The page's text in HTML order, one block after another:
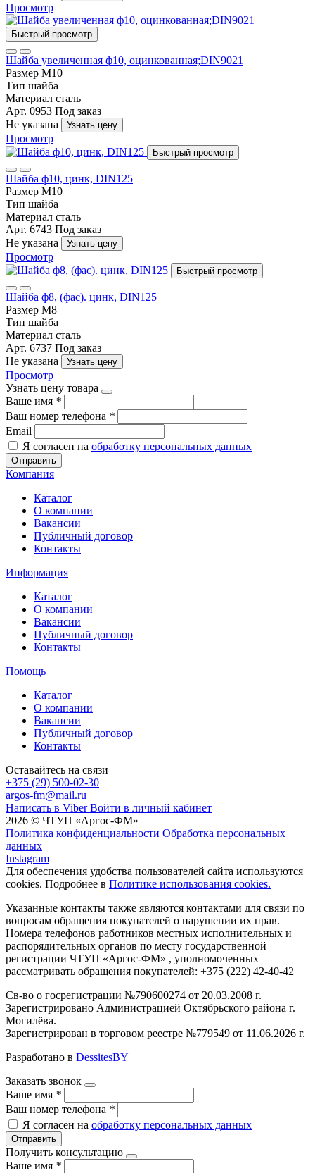
Просмотр
Быстрый просмотр
Шайба увеличенная ф10, оцинкованная;DIN9021
Размер М10
Тип шайба
Материал сталь
Арт. 0953 Под заказ
Не указана
Узнать цену
Просмотр
Быстрый просмотр
Шайба ф10, цинк, DIN125
Размер М10
Тип шайба
Материал сталь
Арт. 6743 Под заказ
Не указана
Узнать цену
Просмотр
Быстрый просмотр
Шайба ф8, (фас). цинк, DIN125
Размер М8
Тип шайба
Материал сталь
Арт. 6737 Под заказ
Не указана
Узнать цену
Просмотр
Узнать цену товара
Ваше имя *
Ваш номер телефона *
Email
Я согласен на обработку персональных данных
Отправить
Компания
Каталог
О компании
Вакансии
Публичный договор
Контакты
Информация
Каталог
О компании
Вакансии
Публичный договор
Контакты
Помощь
Каталог
О компании
Вакансии
Публичный договор
Контакты
Оставайтесь на связи
+375 (29) 500-02-30
argos-fm@mail.ru
Написать в Viber Войти в личный кабинет
2026 © ЧТУП «Аргос-ФМ»
Политика конфиденциальности Обработка персональных
данных
Instagram
Для обеспечения удобства пользователей сайта используются
cookies. Подробнее в Политике использования cookies.
Указанные контакты также являются контактами для связи по
вопросам обращения покупателей о нарушении их прав.
Номера телефонов работников местных исполнительных и
распорядительных органов по месту государственной
регистрации ЧТУП «Аргос-ФМ» , уполномоченных
рассматривать обращения покупателей: +375 (222) 42-40-42
Св-во о госрегистрации №790600274 от 20.03.2008 г.
Зарегистрировано Администрацией Октябрьского района г.
Могилёва.
Зарегистрирован в торговом реестре №779549 от 11.06.2026 г.
Разработано в DessitesBY
Заказать звонок
Ваше имя *
Ваш номер телефона *
Я согласен на обработку персональных данных
Отправить
Получить консультацию
Ваше имя *